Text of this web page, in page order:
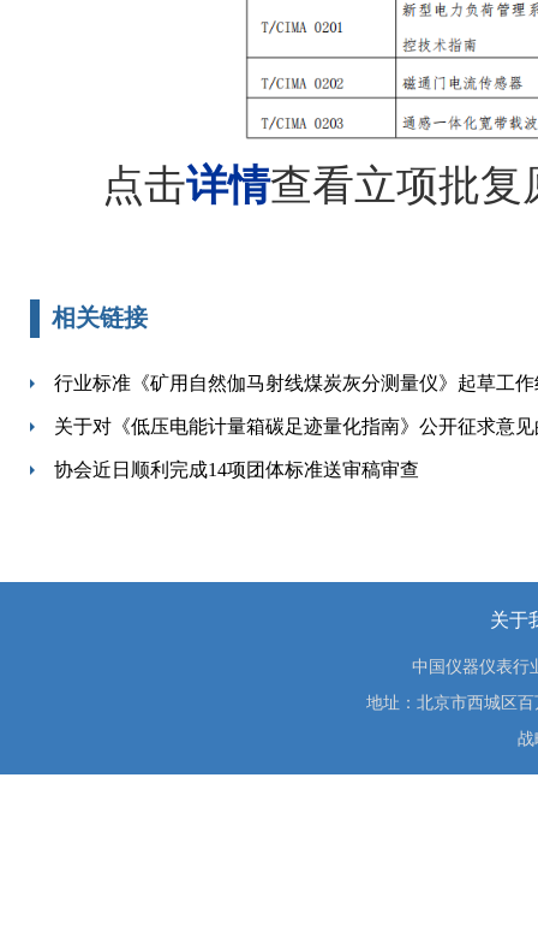
点击详情查看立项批复
相关链接
行业标准《矿用自然伽马射线煤炭灰分测量仪》起草工
关于对《低压电能计量箱碳足迹量化指南》公开征求意
协会近日顺利完成14项团体标准送审稿审查
关于
中国仪器仪表
地址：北京市西城区
战